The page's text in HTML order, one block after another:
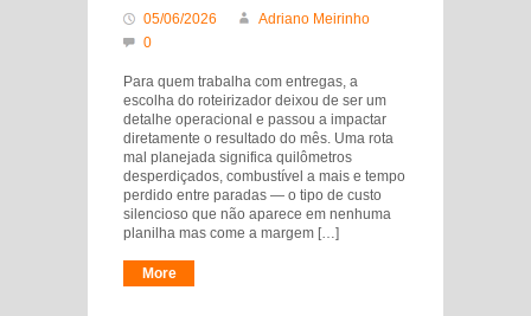
05/06/2026
Adriano Meirinho
0
Para quem trabalha com entregas, a
escolha do roteirizador deixou de ser um
detalhe operacional e passou a impactar
diretamente o resultado do mês. Uma rota
mal planejada significa quilômetros
desperdiçados, combustível a mais e tempo
perdido entre paradas — o tipo de custo
silencioso que não aparece em nenhuma
planilha mas come a margem […]
More